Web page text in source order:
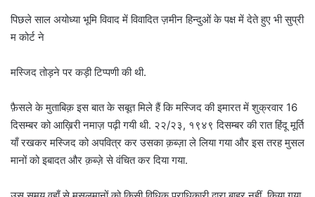
पिछले साल अयोध्या भूमि विवाद में विवादित ज़मीन हिन्दुओं के पक्ष में देते हुए भी सुप्री
म कोर्ट ने
मस्जिद तोड़ने पर कड़ी टिप्पणी की थी.
फ़ैसले के मुताबिक़ इस बात के सबूत मिले हैं कि मस्जिद की इमारत में शुक्रवार 16
दिसम्बर को आख़िरी नमाज़ पढ़ी गयी थी. २२/२३, १९४९ दिसम्बर की रात हिंदू मूर्ति
याँ रखकर मस्जिद को अपवित्र कर उसका क़ब्ज़ा ले लिया गया और इस तरह मुसल
मानों को इबादत और क़ब्ज़े से वंचित कर दिया गया.